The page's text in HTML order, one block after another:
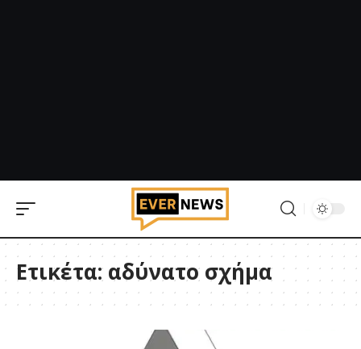
Ετικέτα:αδύνατο σχήμα